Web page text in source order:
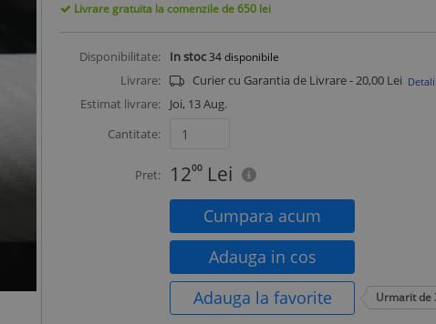
Livrare gratuita la comenzile de 650 lei
Disponibilitate: In stoc34disponibile
Livrare: Curier cu Garantia de Livrare - 20,00 Lei Detalii
Estimat livrare:
Joi, 13 Aug.
Cantitate:
Pret: 1200 Lei
Cumpara acum
Adauga in cos
Adauga la favorite
Urmarit de